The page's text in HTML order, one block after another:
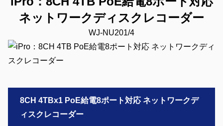
ネットワークディスクレコーダー
WJ-NU201/4
8CH 4TBx1 PoE給電8ポート対応 ネットワークデ
ィスクレコーダー